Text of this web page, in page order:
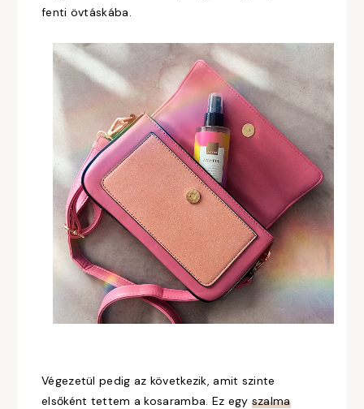
fenti övtáskába.
Végezetül pedig az következik, amit szinte
elsőként tettem a kosaramba. Ez egy szalma